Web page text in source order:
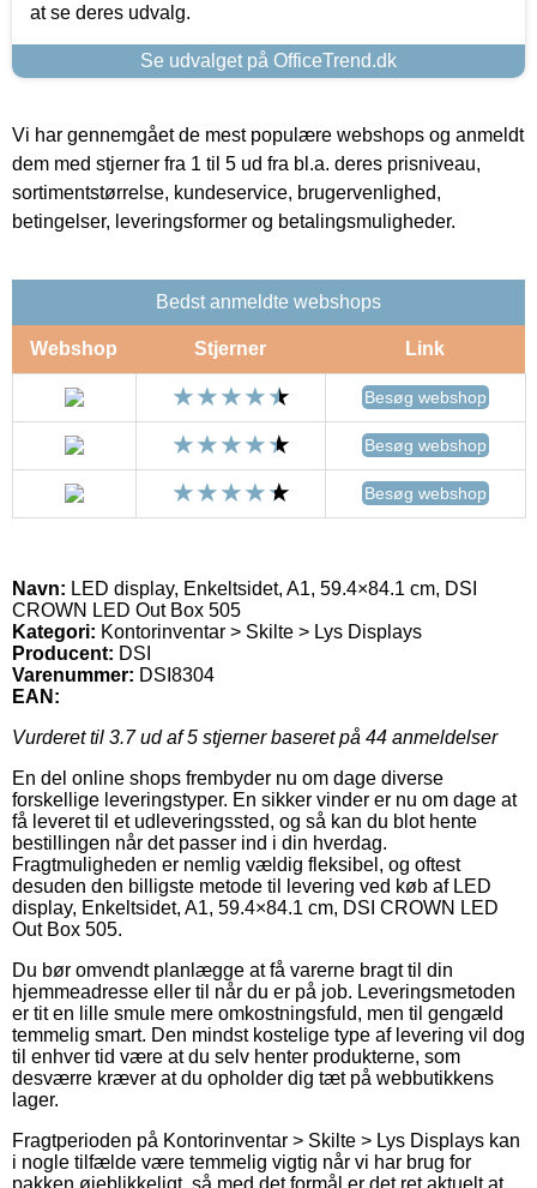
at se deres udvalg.
Se udvalget på OfficeTrend.dk
Vi har gennemgået de mest populære webshops og anmeldt
dem med stjerner fra 1 til 5 ud fra bl.a. deres prisniveau,
sortimentstørrelse, kundeservice, brugervenlighed,
betingelser, leveringsformer og betalingsmuligheder.
Bedst anmeldte webshops
Webshop Stjerner Link
Besøg webshop
Besøg webshop
Besøg webshop
Navn: LED display, Enkeltsidet, A1, 59.4×84.1 cm, DSI
CROWN LED Out Box 505
Kategori: Kontorinventar > Skilte > Lys Displays
Producent: DSI
Varenummer: DSI8304
EAN:
Vurderet til 3.7ud af 5 stjerner baseret på 44 anmeldelser
En del online shops frembyder nu om dage diverse
forskellige leveringstyper. En sikker vinder er nu om dage at
få leveret til et udleveringssted, og så kan du blot hente
bestillingen når det passer ind i din hverdag.
Fragtmuligheden er nemlig vældig fleksibel, og oftest
desuden den billigste metode til levering ved køb af LED
display, Enkeltsidet, A1, 59.4×84.1 cm, DSI CROWN LED
Out Box 505.
Du bør omvendt planlægge at få varerne bragt til din
hjemmeadresse eller til når du er på job. Leveringsmetoden
er tit en lille smule mere omkostningsfuld, men til gengæld
temmelig smart. Den mindst kostelige type af levering vil dog
til enhver tid være at du selv henter produkterne, som
desværre kræver at du opholder dig tæt på webbutikkens
lager.
Fragtperioden på Kontorinventar > Skilte > Lys Displays kan
i nogle tilfælde være temmelig vigtig når vi har brug for
pakken øjeblikkeligt, så med det formål er det ret aktuelt at